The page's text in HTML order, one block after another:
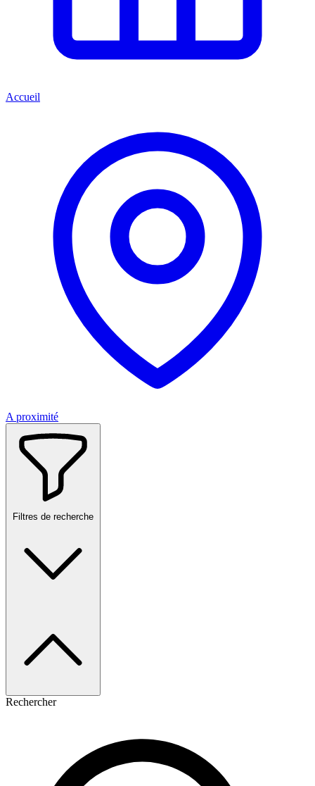
Accueil
A proximité
Filtres de recherche
Rechercher